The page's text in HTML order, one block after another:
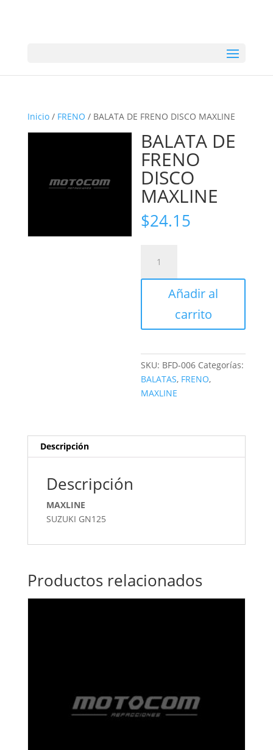
Inicio/ FRENO / BALATA DE FRENO DISCO MAXLINE
BALATA DE
FRENO
DISCO
MAXLINE
$24.15
FRENO
cantidad
Añadir al
carrito
SKU: BFD-006 Categorías:
BALATAS, FRENO,
MAXLINE
Descripción
Descripción
MAXLINE
SUZUKI GN125
Productos relacionados